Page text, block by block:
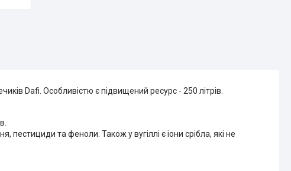
Dafi. Особливістю є підвищений ресурс - 250 літрів.
пестициди та феноли. Також у вугіллі є іони срібла, які не